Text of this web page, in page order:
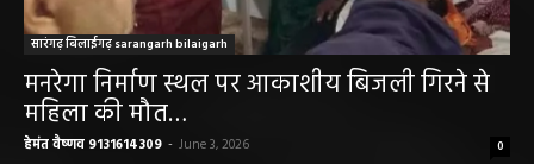
सारंगढ़ बिलाईगढ़ sarangarh bilaigarh
मनरेगा निर्माण स्थल पर आकाशीय बिजली गिरने से
महिला की मौत…
हेमंत वैष्णव 9131614309 - June 3, 2026 0